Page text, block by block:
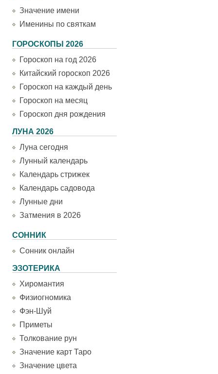
Значение имени
Именины по святкам
ГОРОСКОПЫ 2026
Гороскоп на год 2026
Китайский гороскоп 2026
Гороскоп на каждый день
Гороскоп на месяц
Гороскоп дня рождения
ЛУНА 2026
Луна сегодня
Лунный календарь
Календарь стрижек
Календарь садовода
Лунные дни
Затмения в 2026
СОННИК
Сонник онлайн
ЭЗОТЕРИКА
Хиромантия
Физиогномика
Фэн-Шуй
Приметы
Толкование рун
Значение карт Таро
Значение цвета